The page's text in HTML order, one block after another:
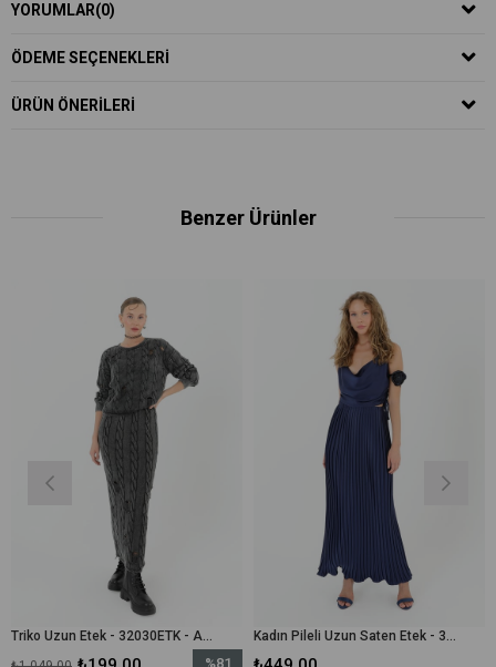
YORUMLAR(0)
ÖDEME SEÇENEKLERI
ÜRÜN ÖNERILERI
Benzer Ürünler
Triko Uzun Etek - 32030ETK - Antrasit
%81
Kadın Pileli Uzun Saten Etek - 31916ETK - Lacivert